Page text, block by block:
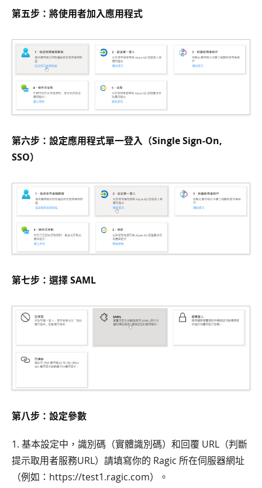
第五步：將使用者加入應用程式
第六步：設定應用程式單一登入（Single Sign-On,
SSO）
第七步：選擇 SAML
第八步：設定參數
1. 基本設定中，識別碼（實體識別碼）和回覆 URL（判斷
提示取用者服務URL）請填寫你的 Ragic 所在伺服器網址
（例如：https://test1.ragic.com）。